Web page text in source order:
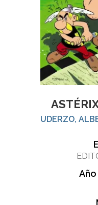
UDERZO,